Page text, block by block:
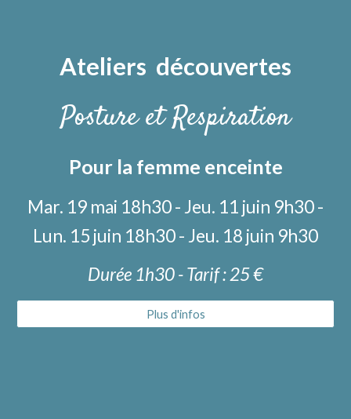
Ateliers découvertes
Posture et Respiration
Pour la femme enceinte
Mar. 19 mai 18h30 - Jeu. 11 juin 9h30 -
Lun. 15 juin 18h30 - Jeu. 18 juin 9h30
Durée 1h30- Tarif : 25€
Plus d'infos